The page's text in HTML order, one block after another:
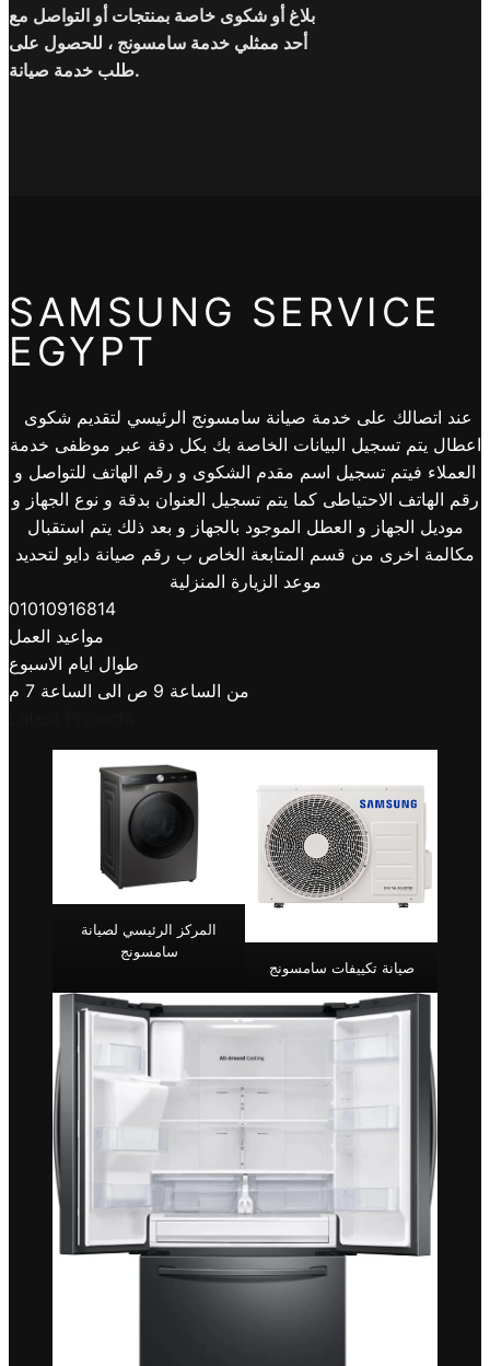
بلاغ أو شكوى خاصة بمنتجات أو التواصل مع
أحد ممثلي خدمة سامسونج ، للحصول على
طلب خدمة صيانة.
SAMSUNG SERVICE
EGYPT
اعطال يتم تسجيل البيانات الخاصة بك بكل دقة عبر موظفى خدمة
العملاء فيتم تسجيل اسم مقدم الشكوى و رقم الهاتف للتواصل و
رقم الهاتف الاحتياطى كما يتم تسجيل العنوان بدقة و نوع الجهاز و
موديل الجهاز و العطل الموجود بالجهاز و بعد ذلك يتم استقبال
مكالمة اخرى من قسم المتابعة الخاص ب رقم صيانة دايو لتحديد
موعد الزيارة المنزلية
01010916814
مواعيد العمل
طوال ايام الاسبوع
من الساعة 9 ص الى الساعة 7 م
المركز الرئيسي لصيانة
سامسونج
صيانة تكييفات سامسونج